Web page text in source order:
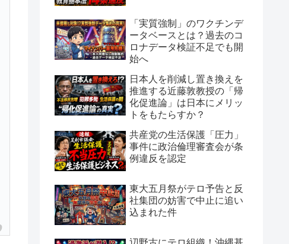
「実質強制」のワクチンデ
ータベースとは？過去のコ
ロナデータ検証不足でも開
始へ
日本人を削減し置き換えを
推進する近藤敦教授の「帰
化促進論」は日本にメリッ
トをもたらすか？
共産党の生活保護「圧力」
事件に政治倫理審査会が条
例違反を認定
東大五月祭がテロ予告と反
社集団の妨害で中止に追い
込まれた件